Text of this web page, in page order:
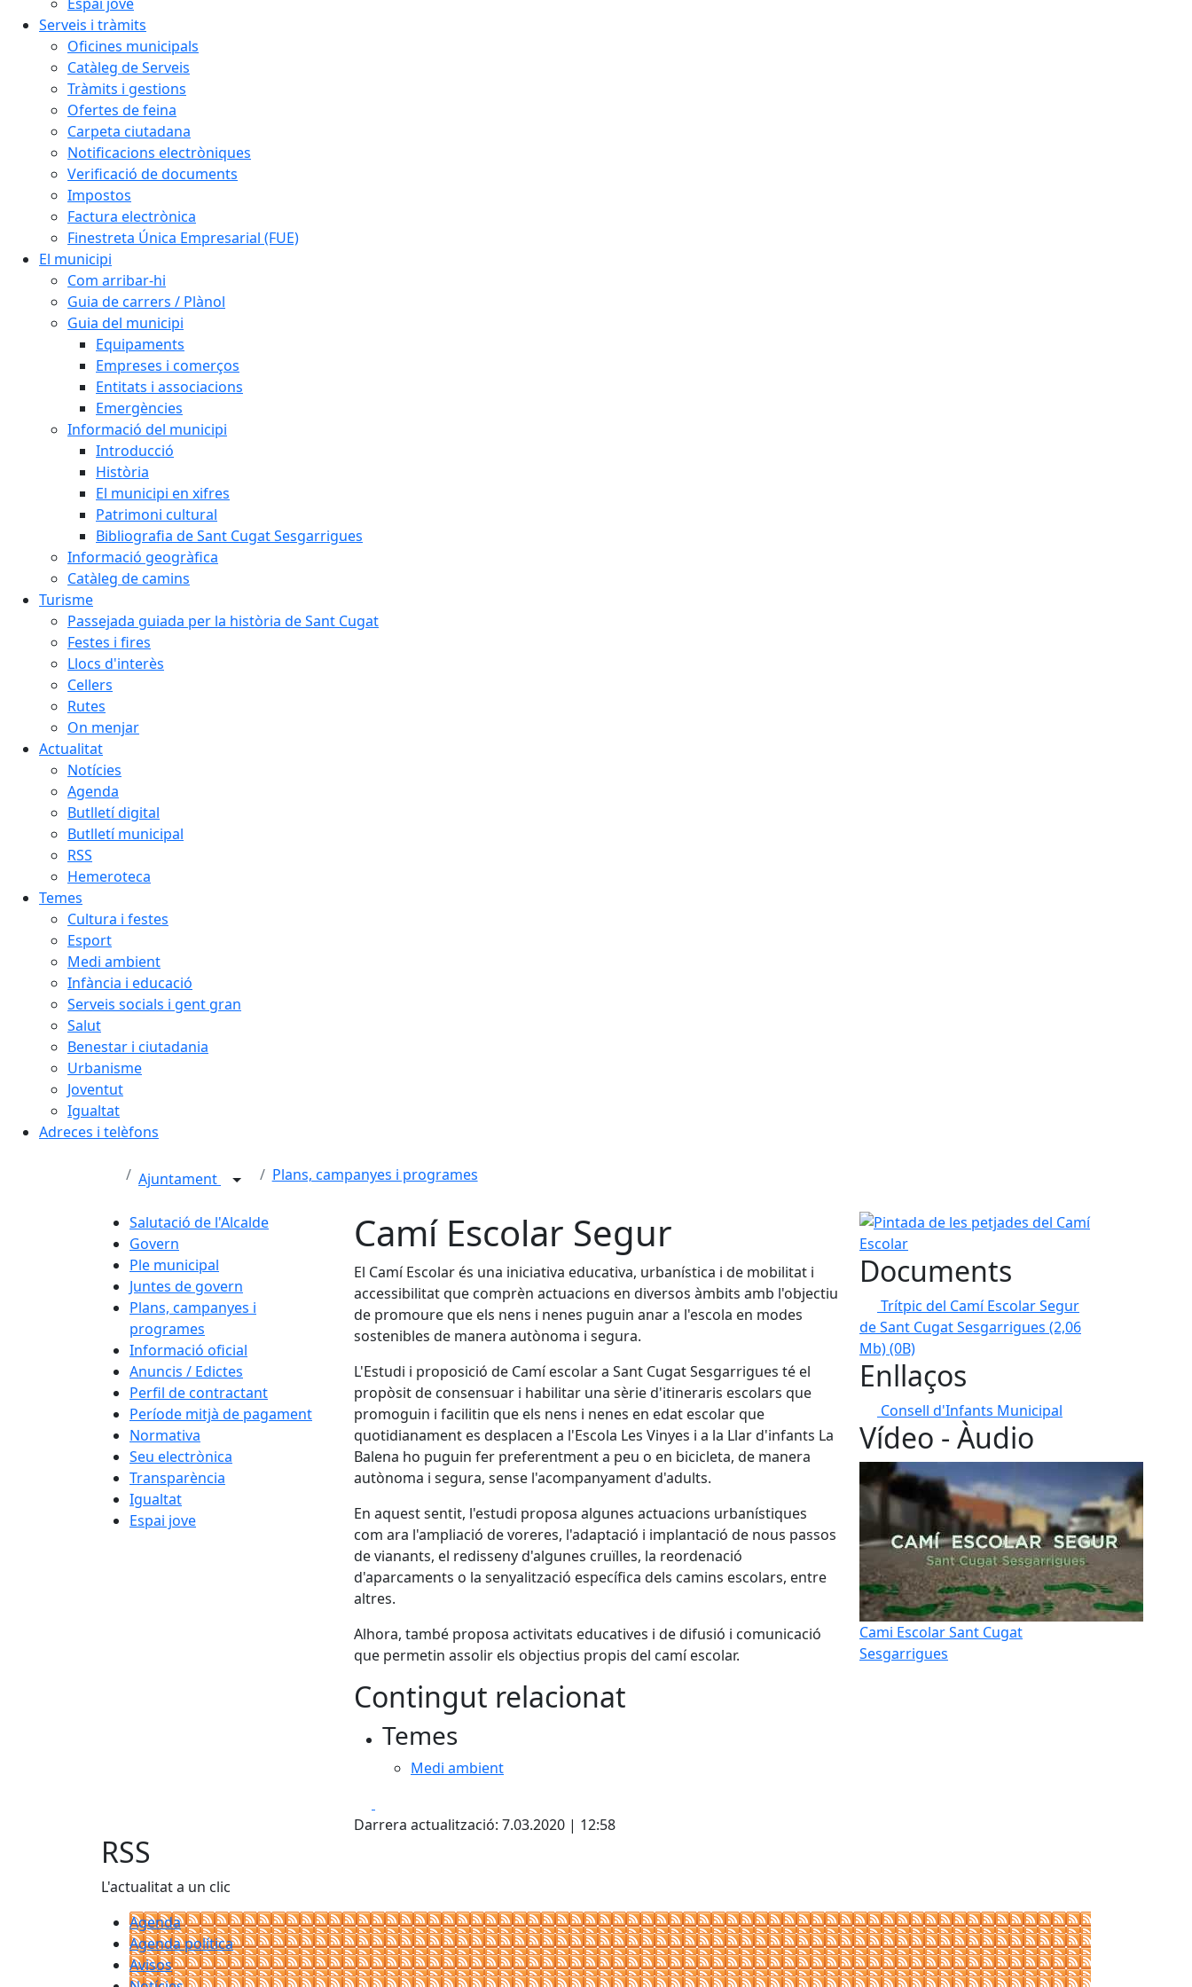
Serveis i tràmits
Oficines municipals
Catàleg de Serveis
Tràmits i gestions
Ofertes de feina
Carpeta ciutadana
Notificacions electròniques
Verificació de documents
Impostos
Factura electrònica
Finestreta Única Empresarial (FUE)
El municipi
Com arribar-hi
Guia de carrers / Plànol
Guia del municipi
Equipaments
Empreses i comerços
Entitats i associacions
Emergències
Informació del municipi
Introducció
Història
El municipi en xifres
Patrimoni cultural
Bibliografia de Sant Cugat Sesgarrigues
Informació geogràfica
Catàleg de camins
Turisme
Passejada guiada per la història de Sant Cugat
Festes i fires
Llocs d'interès
Cellers
Rutes
On menjar
Actualitat
Notícies
Agenda
Butlletí digital
Butlletí municipal
RSS
Hemeroteca
Temes
Cultura i festes
Esport
Medi ambient
Infància i educació
Serveis socials i gent gran
Salut
Benestar i ciutadania
Urbanisme
Joventut
Igualtat
Adreces i telèfons
Ajuntament Plans, campanyes i programes
Salutació de l'Alcalde
Govern
Ple municipal
Juntes de govern
Plans, campanyes i
programes
Informació oficial
Anuncis / Edictes
Perfil de contractant
Període mitjà de pagament
Normativa
Seu electrònica
Transparència
Igualtat
Espai jove
Camí Escolar Segur
El Camí Escolar és una iniciativa educativa, urbanística i de mobilitat i
accessibilitat que comprèn actuacions en diversos àmbits amb l'objectiu
de promoure que els nens i nenes puguin anar a l'escola en modes
sostenibles de manera autònoma i segura.
L'Estudi i proposició de Camí escolar a Sant Cugat Sesgarrigues té el
propòsit de consensuar i habilitar una sèrie d'itineraris escolars que
promoguin i facilitin que els nens i nenes en edat escolar que
quotidianament es desplacen a l'Escola Les Vinyes i a la Llar d'infants La
Balena ho puguin fer preferentment a peu o en bicicleta, de manera
autònoma i segura, sense l'acompanyament d'adults.
En aquest sentit, l'estudi proposa algunes actuacions urbanístiques
com ara l'ampliació de voreres, l'adaptació i implantació de nous passos
de vianants, el redisseny d'algunes cruïlles, la reordenació
d'aparcaments o la senyalització específica dels camins escolars, entre
altres.
Alhora, també proposa activitats educatives i de difusió i comunicació
que permetin assolir els objectius propis del camí escolar.
Contingut relacionat
Temes
Medi ambient
Darrera actualització: 7.03.2020 | 12:58
Pintada de les petjades del Camí Escolar
Documents
Trítpic del Camí Escolar Segur
de Sant Cugat Sesgarrigues (2,06
Mb)(0B)
Enllaços
Consell d'Infants Municipal
Vídeo - Àudio
Cami Escolar Sant Cugat
Sesgarrigues
RSS
L'actualitat a un clic
Agenda
Agenda política
Avisos